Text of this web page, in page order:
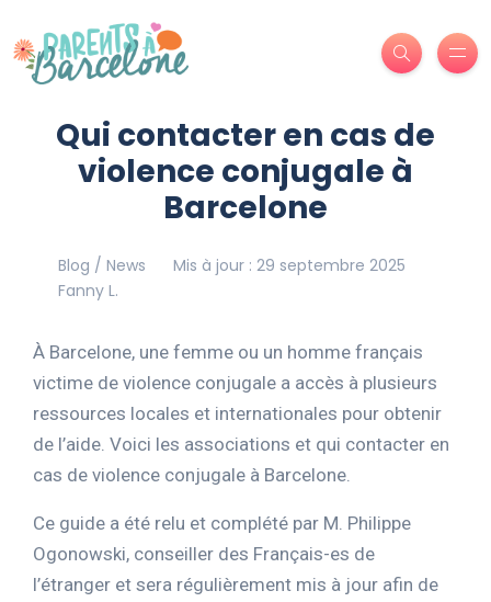
Qui contacter en cas de
violence conjugale à
Barcelone
Blog / News
Mis à jour : 29 septembre 2025
Fanny L.
À Barcelone, une femme ou un homme français
victime de violence conjugale a accès à plusieurs
ressources locales et internationales pour obtenir
de l’aide. Voici les associations et qui contacter en
cas de violence conjugale à Barcelone.
Ce guide a été relu et complété par M. Philippe
Ogonowski, conseiller des Français-es de
l’étranger et sera régulièrement mis à jour afin de